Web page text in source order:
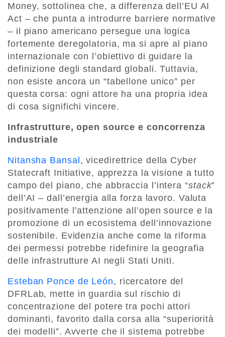
Money, sottolinea che, a differenza dell’EU AI
Act – che punta a introdurre barriere normative
– il piano americano persegue una logica
fortemente deregolatoria, ma si apre al piano
internazionale con l’obiettivo di guidare la
definizione degli standard globali. Tuttavia,
non esiste ancora un “tabellone unico” per
questa corsa: ogni attore ha una propria idea
di cosa significhi vincere.
Infrastrutture, open source e concorrenza
industriale
Nitansha Bansal, vicedirettrice della Cyber
Statecraft Initiative, apprezza la visione a tutto
campo del piano, che abbraccia l’intera “stack”
dell’AI – dall’energia alla forza lavoro. Valuta
positivamente l’attenzione all’open source e la
promozione di un ecosistema dell’innovazione
sostenibile. Evidenzia anche come la riforma
dei permessi potrebbe ridefinire la geografia
delle infrastrutture AI negli Stati Uniti.
Esteban Ponce de León, ricercatore del
DFRLab, mette in guardia sul rischio di
concentrazione del potere tra pochi attori
dominanti, favorito dalla corsa alla “superiorità
dei modelli”. Avverte che il sistema potrebbe